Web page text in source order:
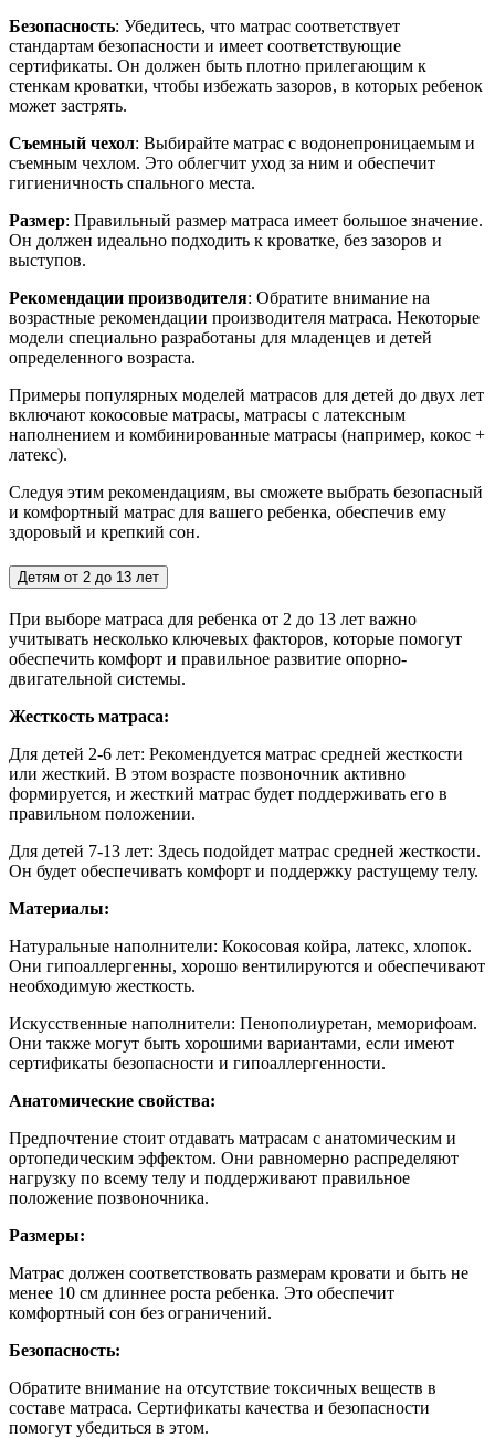
Безопасность: Убедитесь, что матрас соответствует
стандартам безопасности и имеет соответствующие
сертификаты. Он должен быть плотно прилегающим к
стенкам кроватки, чтобы избежать зазоров, в которых ребенок
может застрять.
Съемный чехол: Выбирайте матрас с водонепроницаемым и
съемным чехлом. Это облегчит уход за ним и обеспечит
гигиеничность спального места.
Размер: Правильный размер матраса имеет большое значение.
Он должен идеально подходить к кроватке, без зазоров и
выступов.
Рекомендации производителя: Обратите внимание на
возрастные рекомендации производителя матраса. Некоторые
модели специально разработаны для младенцев и детей
определенного возраста.
Примеры популярных моделей матрасов для детей до двух лет
включают кокосовые матрасы, матрасы с латексным
наполнением и комбинированные матрасы (например, кокос +
латекс).
Следуя этим рекомендациям, вы сможете выбрать безопасный
и комфортный матрас для вашего ребенка, обеспечив ему
здоровый и крепкий сон.
Детям от 2 до 13 лет
При выборе матраса для ребенка от 2 до 13 лет важно
учитывать несколько ключевых факторов, которые помогут
обеспечить комфорт и правильное развитие опорно-
двигательной системы.
Жесткость матраса:
Для детей 2-6 лет: Рекомендуется матрас средней жесткости
или жесткий. В этом возрасте позвоночник активно
формируется, и жесткий матрас будет поддерживать его в
правильном положении.
Для детей 7-13 лет: Здесь подойдет матрас средней жесткости.
Он будет обеспечивать комфорт и поддержку растущему телу.
Материалы:
Натуральные наполнители: Кокосовая койра, латекс, хлопок.
Они гипоаллергенны, хорошо вентилируются и обеспечивают
необходимую жесткость.
Искусственные наполнители: Пенополиуретан, меморифоам.
Они также могут быть хорошими вариантами, если имеют
сертификаты безопасности и гипоаллергенности.
Анатомические свойства:
Предпочтение стоит отдавать матрасам с анатомическим и
ортопедическим эффектом. Они равномерно распределяют
нагрузку по всему телу и поддерживают правильное
положение позвоночника.
Размеры:
Матрас должен соответствовать размерам кровати и быть не
менее 10 см длиннее роста ребенка. Это обеспечит
комфортный сон без ограничений.
Безопасность:
Обратите внимание на отсутствие токсичных веществ в
составе матраса. Сертификаты качества и безопасности
помогут убедиться в этом.